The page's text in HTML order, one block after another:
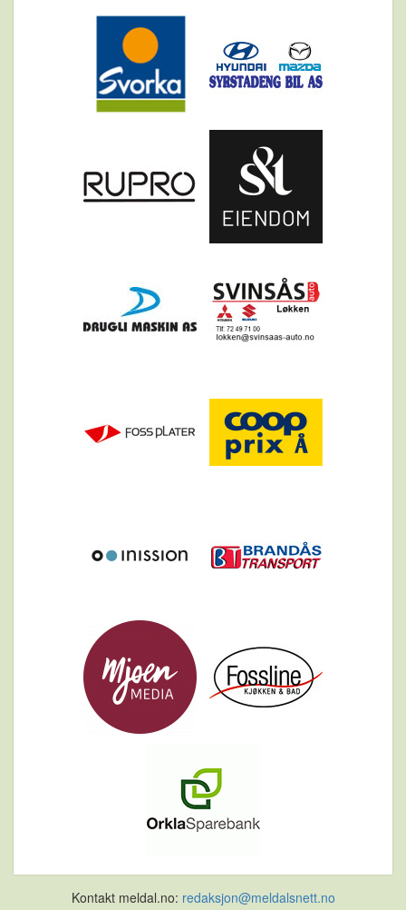
Kontakt meldal.no: redaksjon@meldalsnett.no